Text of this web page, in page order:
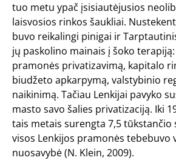
tuo metu ypač įsisiautėjusios
laisvosios rinkos šaukliai.
buvo reikalingi pinigai ir
jų paskolino mainais į šoko
pramonės privatizavimą, kapitalo
biudžeto apkarpymą, valstybinio
naikinimą. Tačiau Lenkijai pavyko
masto savo šalies privatizaciją. Iki
tais metais surengta 7,5 tūkstančio
visos Lenkijos pramonės tebebuvo
nuosavybė (N. Klein, 2009).